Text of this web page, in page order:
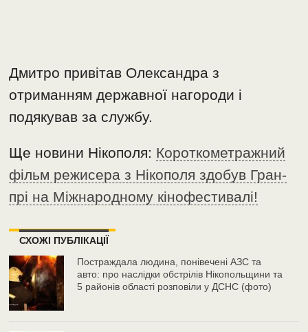
Дмитро привітав Олександра з
отриманням державної нагороди і
подякував за службу.
Ще новини Нікополя: Короткометражний
фільм режисера з Нікополя здобув Гран-
прі на Міжнародному кінофестивалі!
СХОЖІ ПУБЛІКАЦІЇ
Постраждала людина, понівечені АЗС та
авто: про наслідки обстрілів Нікопольщини та
5 районів області розповіли у ДСНС (фото)